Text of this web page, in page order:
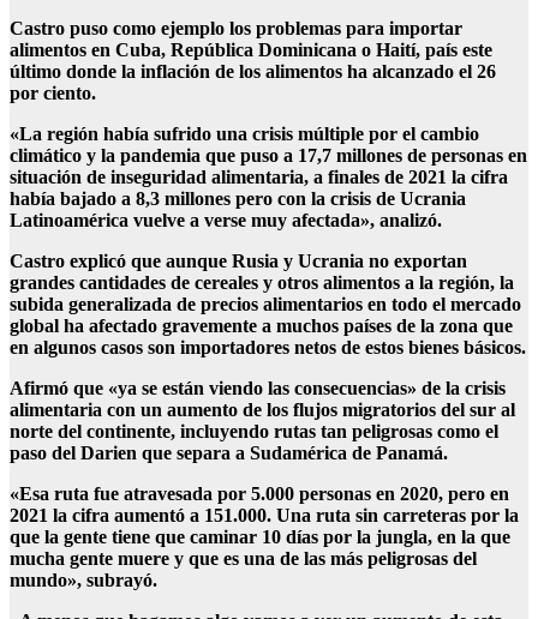
Castro puso como ejemplo los problemas para importar
alimentos en Cuba, República Dominicana o Haití, país este
último donde la inflación de los alimentos ha alcanzado el 26
por ciento.
«La región había sufrido una crisis múltiple por el cambio
climático y la pandemia que puso a 17,7 millones de personas en
situación de inseguridad alimentaria, a finales de 2021 la cifra
había bajado a 8,3 millones pero con la crisis de Ucrania
Latinoamérica vuelve a verse muy afectada», analizó.
Castro explicó que aunque Rusia y Ucrania no exportan
grandes cantidades de cereales y otros alimentos a la región, la
subida generalizada de precios alimentarios en todo el mercado
global ha afectado gravemente a muchos países de la zona que
en algunos casos son importadores netos de estos bienes básicos.
Afirmó que «ya se están viendo las consecuencias» de la crisis
alimentaria con un aumento de los flujos migratorios del sur al
norte del continente, incluyendo rutas tan peligrosas como el
paso del Darien que separa a Sudamérica de Panamá.
«Esa ruta fue atravesada por 5.000 personas en 2020, pero en
2021 la cifra aumentó a 151.000. Una ruta sin carreteras por la
que la gente tiene que caminar 10 días por la jungla, en la que
mucha gente muere y que es una de las más peligrosas del
mundo», subrayó.